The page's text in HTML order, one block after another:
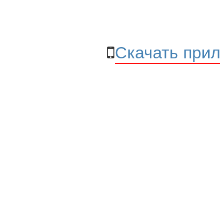
Скачать